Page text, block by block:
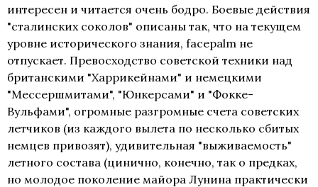
интересен и читается очень бодро. Боевые действия
"сталинских соколов" описаны так, что на текущем
уровне исторического знания, facepalm не
отпускает. Превосходство советской техники над
британскими "Харрикейнами" и немецкими
"Мессершмитами", "Юнкерсами" и "Фокке-
Вульфами", огромные разгромные счета советских
летчиков (из каждого вылета по несколько сбитых
немцев привозят), удивительная "выживаемость"
летного состава (цинично, конечно, так о предках,
но молодое поколение майора Лунина практически